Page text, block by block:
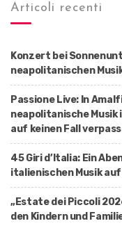
Articoli recenti
Konzert bei
neapolitanischen
Passione Live: In
neapolitanische Musik
auf keinen Fall
45 Giri d’Italia: Ein
italienischen Musik
„Estate dei Piccoli
den Kindern und